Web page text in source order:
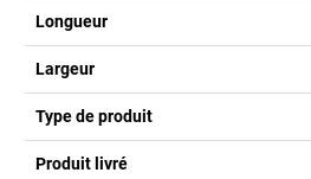
Longueur
Largeur
Type de produit
Produit livré